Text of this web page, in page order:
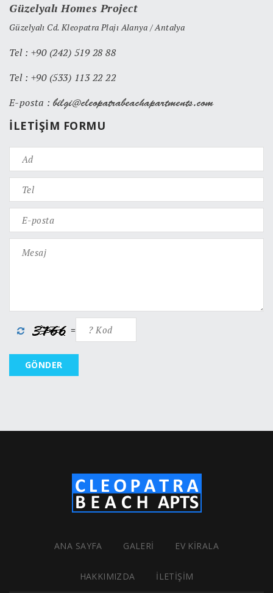
Güzelyalı Homes Project
Güzelyalı Cd. Kleopatra Plajı Alanya / Antalya
Tel : +90 (242) 519 28 88
Tel : +90 (533) 113 22 22
E-posta :
İLETIŞIM FORMU
=
GÖNDER
ANA SAYFA GALERI EV KIRALA
HAKKIMIZDA İLETIŞIM